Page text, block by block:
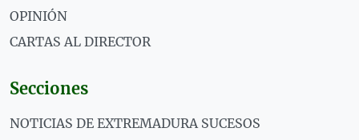
OPINIÓN
CARTAS AL DIRECTOR
Secciones
NOTICIAS DE EXTREMADURA SUCESOS